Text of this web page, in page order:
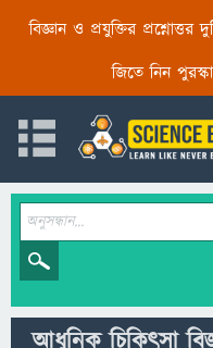
বিজ্ঞান ও প্রযুক্তির
জিতে নিন